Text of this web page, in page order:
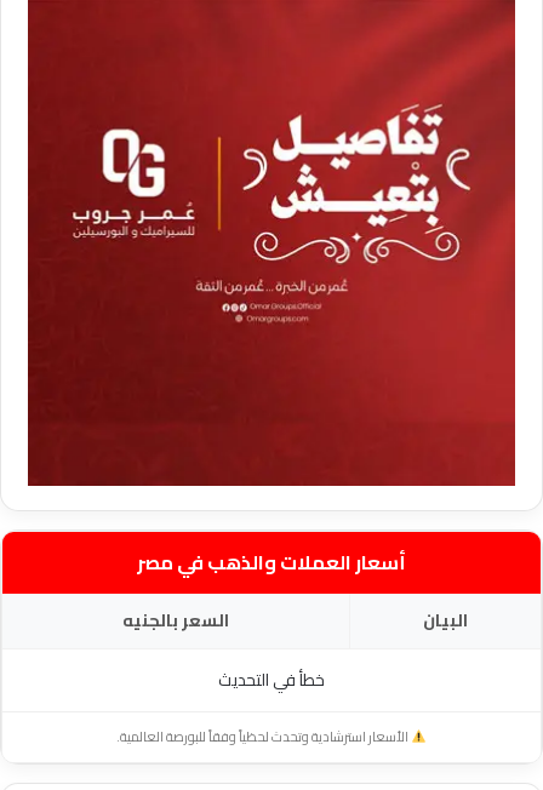
أسعار العملات والذهب في مصر
البيان
السعر بالجنيه
خطأ في التحديث
الأسعار استرشادية وتحدث لحظياً وفقاً للبورصة العالمية.